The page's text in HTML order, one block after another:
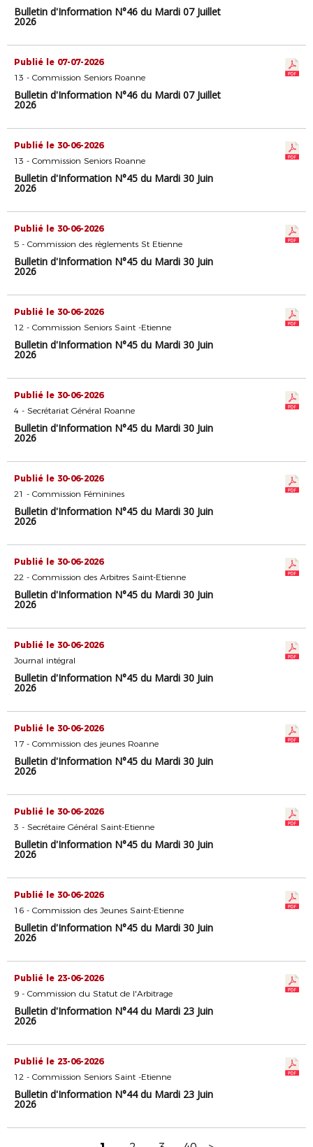
Bulletin d'Information N°46 du Mardi 07 Juillet
2026
Publié le 07-07-2026
13 - Commission Seniors Roanne
Bulletin d'Information N°46 du Mardi 07 Juillet
2026
Publié le 30-06-2026
13 - Commission Seniors Roanne
Bulletin d'Information N°45 du Mardi 30 Juin
2026
Publié le 30-06-2026
5 - Commission des règlements St Etienne
Bulletin d'Information N°45 du Mardi 30 Juin
2026
Publié le 30-06-2026
12 - Commission Seniors Saint -Etienne
Bulletin d'Information N°45 du Mardi 30 Juin
2026
Publié le 30-06-2026
4 - Secrétariat Général Roanne
Bulletin d'Information N°45 du Mardi 30 Juin
2026
Publié le 30-06-2026
21 - Commission Féminines
Bulletin d'Information N°45 du Mardi 30 Juin
2026
Publié le 30-06-2026
22 - Commission des Arbitres Saint-Etienne
Bulletin d'Information N°45 du Mardi 30 Juin
2026
Publié le 30-06-2026
Journal intégral
Bulletin d'Information N°45 du Mardi 30 Juin
2026
Publié le 30-06-2026
17 - Commission des jeunes Roanne
Bulletin d'Information N°45 du Mardi 30 Juin
2026
Publié le 30-06-2026
3 - Secrétaire Général Saint-Etienne
Bulletin d'Information N°45 du Mardi 30 Juin
2026
Publié le 30-06-2026
16 - Commission des Jeunes Saint-Etienne
Bulletin d'Information N°45 du Mardi 30 Juin
2026
Publié le 23-06-2026
9 - Commission du Statut de l'Arbitrage
Bulletin d'Information N°44 du Mardi 23 Juin
2026
Publié le 23-06-2026
12 - Commission Seniors Saint -Etienne
Bulletin d'Information N°44 du Mardi 23 Juin
2026